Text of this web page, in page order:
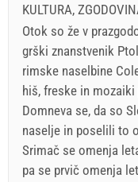
KULTURA,
Otok so že v
grški znanstvenik
rimske naselbine
hiš, freske in
Domneva se, da so
naselje in poselili to
Srimač se omenja
pa se prvič omenja